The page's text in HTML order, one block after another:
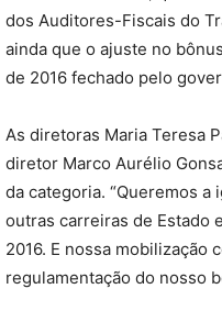
dos Auditores-Fiscais do
ainda que o ajuste no
de 2016 fechado pelo
As diretoras Maria Teresa
diretor Marco Aurélio
da categoria. “Queremos a
outras carreiras de Estado
2016. E nossa mobilização
regulamentação do nosso